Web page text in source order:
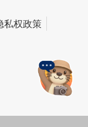
味道～
私权政策